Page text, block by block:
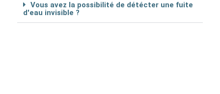
Vous avez la possibilité de détécter une fuite
d'eau invisible ?